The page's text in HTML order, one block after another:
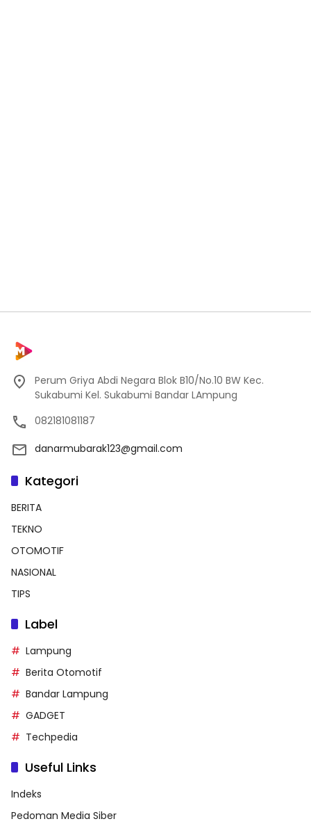
Perum Griya Abdi Negara Blok B10/No.10 BW Kec.
Sukabumi Kel. Sukabumi Bandar LAmpung
082181081187
danarmubarak123@gmail.com
Kategori
BERITA
TEKNO
OTOMOTIF
NASIONAL
TIPS
Label
Lampung
Berita Otomotif
Bandar Lampung
GADGET
Techpedia
Useful Links
Indeks
Pedoman Media Siber